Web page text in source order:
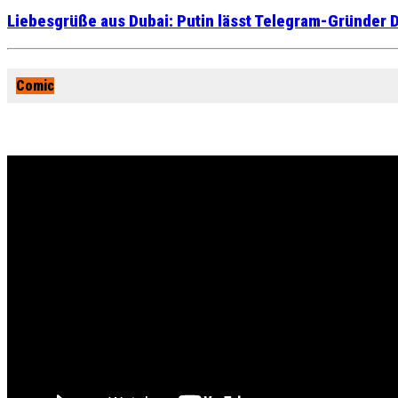
Liebesgrüße aus Dubai: Putin lässt Telegram-Gründer
Comic